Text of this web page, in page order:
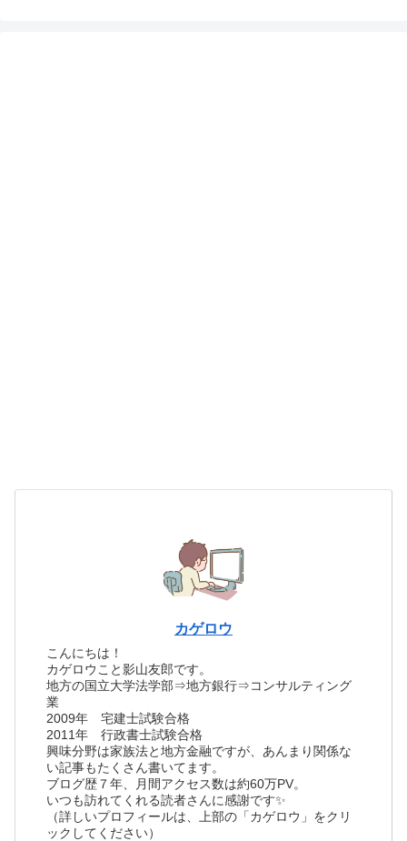
カゲロウ
こんにちは！
カゲロウこと影山友郎です。
地方の国立大学法学部⇒地方銀行⇒コンサルティング
業
2009年 宅建士試験合格
2011年 行政書士試験合格
興味分野は家族法と地方金融ですが、あんまり関係な
い記事もたくさん書いてます。
ブログ歴７年、月間アクセス数は約60万PV。
いつも訪れてくれる読者さんに感謝です✨
（詳しいプロフィールは、上部の「カゲロウ」をクリ
ックしてください）